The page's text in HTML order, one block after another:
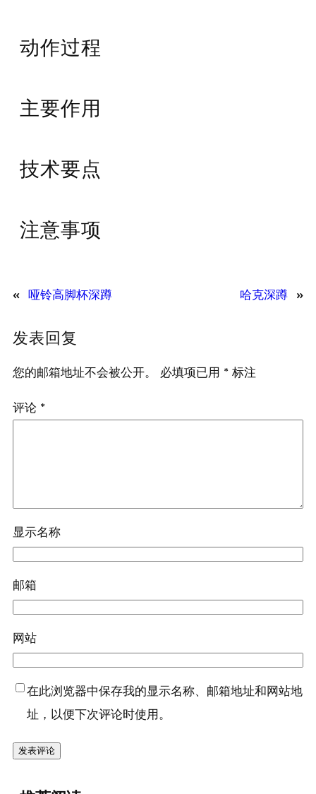
动作过程
主要作用
技术要点
注意事项
« 哑铃高脚杯深蹲 哈克深蹲 »
发表回复
您的邮箱地址不会被公开。 必填项已用 * 标注
评论 *
显示名称
邮箱
网站
在此浏览器中保存我的显示名称、邮箱地址和网站地
址，以便下次评论时使用。